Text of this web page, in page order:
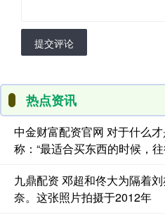
提交评论
热点资讯
中金财富配资官网 对于什么
称：“最适合买东西的时候，
九鼎配资 邓超和佟大为隔着
奈。这张照片拍摄于2012年